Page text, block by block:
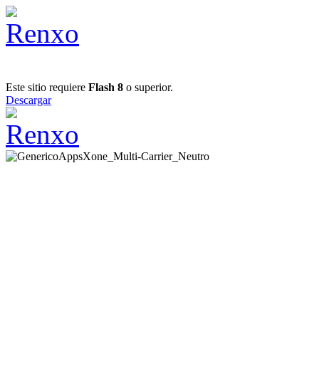
Este sitio requiere Flash 8 o superior.
Descargar